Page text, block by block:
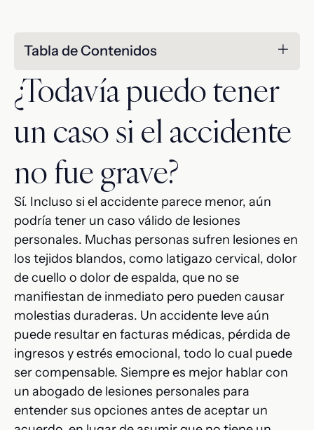
Tabla de Contenidos
¿Todavía puedo tener
un caso si el accidente
no fue grave?
Sí. Incluso si el accidente parece menor, aún
podría tener un caso válido de lesiones
personales. Muchas personas sufren lesiones en
los tejidos blandos, como latigazo cervical, dolor
de cuello o dolor de espalda, que no se
manifiestan de inmediato pero pueden causar
molestias duraderas. Un accidente leve aún
puede resultar en facturas médicas, pérdida de
ingresos y estrés emocional, todo lo cual puede
ser compensable. Siempre es mejor hablar con
un abogado de lesiones personales para
entender sus opciones antes de aceptar un